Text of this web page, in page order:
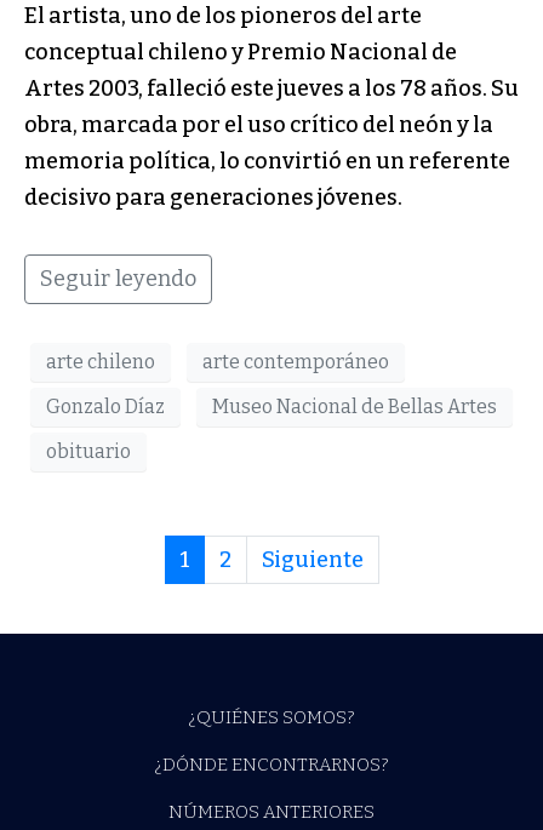
El artista, uno de los pioneros del arte
conceptual chileno y Premio Nacional de
Artes 2003, falleció este jueves a los 78 años. Su
obra, marcada por el uso crítico del neón y la
memoria política, lo convirtió en un referente
decisivo para generaciones jóvenes.
Seguir leyendo
arte chileno
arte contemporáneo
Gonzalo Díaz
Museo Nacional de Bellas Artes
obituario
1 2 Siguiente
¿QUIÉNES SOMOS?
¿DÓNDE ENCONTRARNOS?
NÚMEROS ANTERIORES